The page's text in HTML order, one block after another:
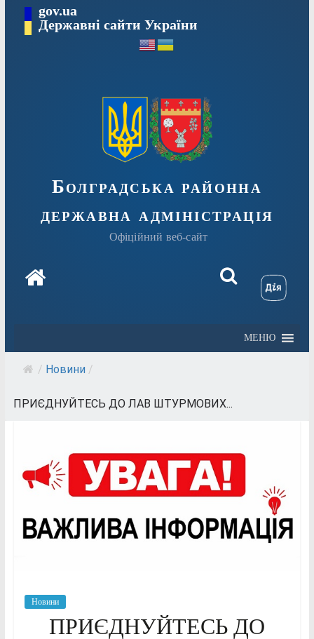
Перейтиgov.ua
Державні сайти України
Болградська районна
державна адміністрація
Офіційний веб-сайт
МЕНЮ
/ Новини /
ПРИЄДНУЙТЕСЬ ДО ЛАВ ШТУРМОВИХ...
Новини
ПРИЄДНУЙТЕСЬ ДО